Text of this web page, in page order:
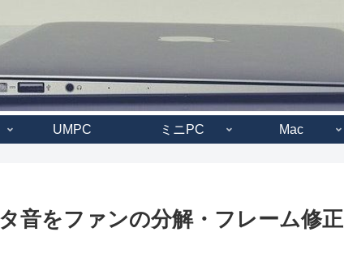
UMPC ミニPC Mac
音をファンの分解・フレーム修正